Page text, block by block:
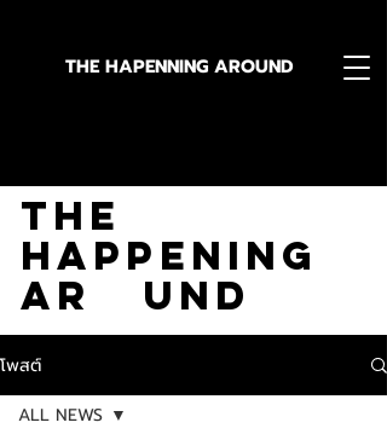
THE HAPENNING AROUND
The
Happening
Ar und
โพสต์
ALL NEWS